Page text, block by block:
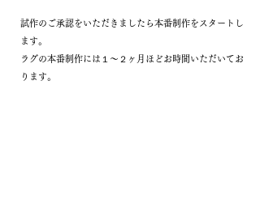
試作のご承認をいただきましたら本番制作をスタートし
ます。
ラグの本番制作には１〜２ヶ月ほどお時間いただいてお
ります。